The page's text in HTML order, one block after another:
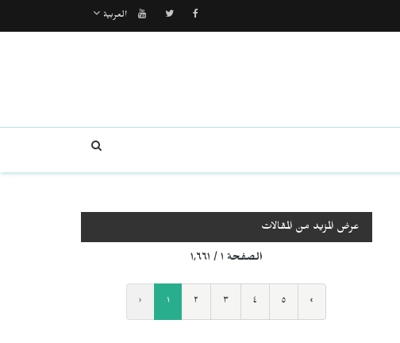
العربية
عرض المزيد من المقالات
الصفحة ١ / ١٬٦٦١
‹ ١ ٢ ٣ ٤ ٥ ›